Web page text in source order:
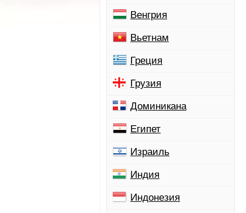
Венгрия
Вьетнам
Греция
Грузия
Доминикана
Египет
Израиль
Индия
Индонезия